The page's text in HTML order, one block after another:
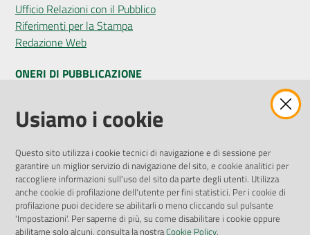
Ufficio Relazioni con il Pubblico
Riferimenti per la Stampa
Redazione Web
ONERI DI PUBBLICAZIONE
Amministrazione Trasparente
Pubblicità legale
Privacy Policy
Attuazione Misure PNRR
Liste di Attesa
ENTI, IMPRESE E PARTNER
Usiamo i cookie
Questo sito utilizza i cookie tecnici di navigazione e di sessione per
garantire un miglior servizio di navigazione del sito, e cookie analitici per
raccogliere informazioni sull'uso del sito da parte degli utenti. Utilizza
anche cookie di profilazione dell'utente per fini statistici. Per i cookie di
profilazione puoi decidere se abilitarli o meno cliccando sul pulsante
'Impostazioni'. Per saperne di più, su come disabilitare i cookie oppure
abilitarne solo alcuni, consulta la nostraCookie Policy.